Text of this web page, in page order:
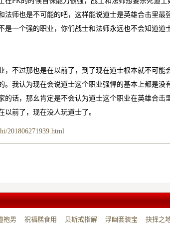
法师也是不可能的吧，这样能说道士是英雄合击里最
是一个强的职业，你们战士和法师永远也不会知道道
，不过那也是在以前了，到了现在道士根本就不可能
。我认为现在会说道士这个职业强悍的基本上都是没
的话，那幺肯定是不会认为道士这个职业在英雄合击
前了，现在没人玩道士了。
201806271939.html
袍男 祝福糕食用 贝斯戒指解 浮幽套装宝 抉择之